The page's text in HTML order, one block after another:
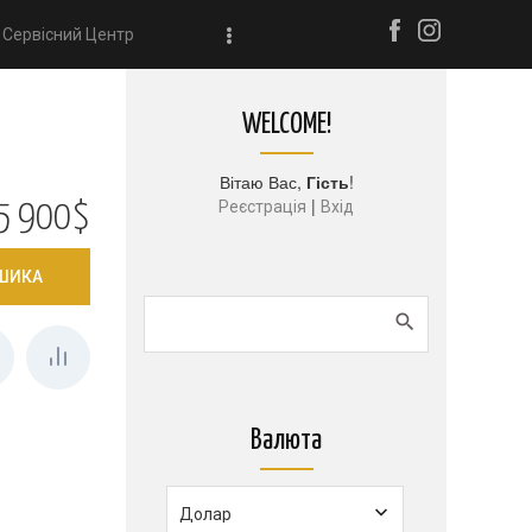
Сервісний Центр
900$
WELCOME!
Вітаю Вас, Гість!
Реєстрація | Вхід
Валюта